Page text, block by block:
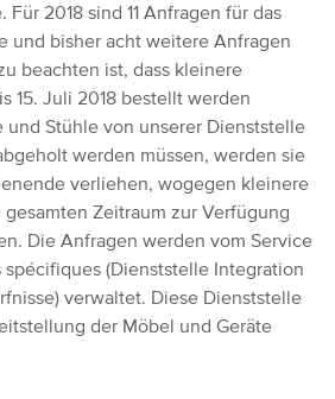
2018 sind 11 Anfragen für das
und bisher acht weitere Anfragen
beachten ist, dass kleinere
15. Juli 2018 bestellt werden
und Stühle von unserer Dienststelle
werden müssen, werden sie
verliehen, wogegen kleinere
Zeitraum zur Verfügung
Die Anfragen werden vom Service
(Dienststelle Integration
verwaltet. Diese Dienststelle
der Möbel und Geräte